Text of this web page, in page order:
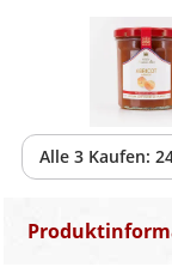
Alle 3 Kaufen: